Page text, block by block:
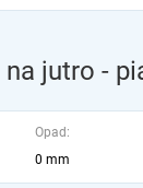
na jutro -
Opad:
0 mm